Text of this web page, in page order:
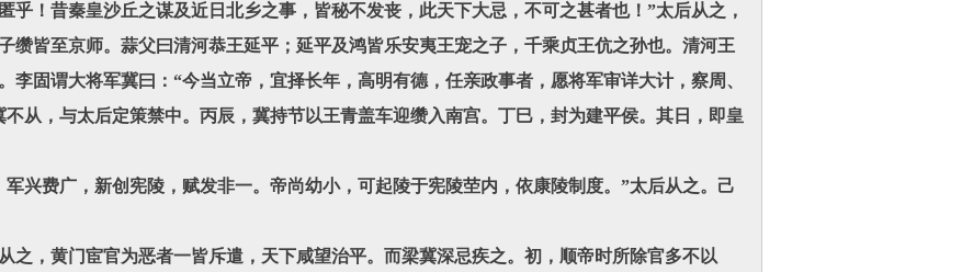
乎！昔秦皇沙丘之谋及近日北乡之事，皆秘不发丧，此天下大忌，不可之甚者也！”太后从之，
缵皆至京师。蒜父曰清河恭王延平；延平及鸿皆乐安夷王宠之子，千乘贞王伉之孙也。清河王
李固谓大将军冀曰：“今当立帝，宜择长年，高明有德，任亲政事者，愿将军审详大计，察周、
从，与太后定策禁中。丙辰，冀持节以王青盖车迎缵入南宫。丁巳，封为建平侯。其日，即皇
费广，新创宪陵，赋发非一。帝尚幼小，可起陵于宪陵茔内，依康陵制度。”太后从之。己
，黄门宦官为恶者一皆斥遣，天下咸望治平。而梁冀深忌疾之。初，顺帝时所除官多不以